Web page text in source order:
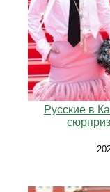
Русские в